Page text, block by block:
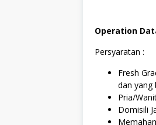
Operation
Persyaratan :
Fresh
dan yang
Pria/
Domisili